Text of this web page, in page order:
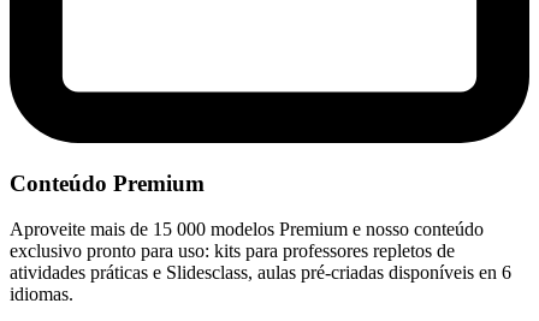
Conteúdo Premium
Aproveite mais de 15 000 modelos Premium e nosso conteúdo
exclusivo pronto para uso: kits para professores repletos de
atividades práticas e Slidesclass, aulas pré-criadas disponíveis en 6
idiomas.